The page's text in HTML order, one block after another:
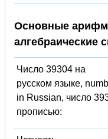
Основные
алгебраические
Число 39304 на
русском языке,
in Russian, число
прописью: